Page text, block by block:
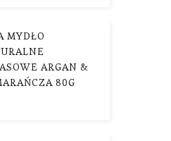
MYDŁO
ARGAN &
80G